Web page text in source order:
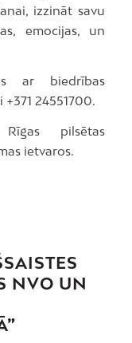
izzināt savu
emocijas, un
ar biedrības
24551700.
pilsētas
ietvaros.
NVO UN